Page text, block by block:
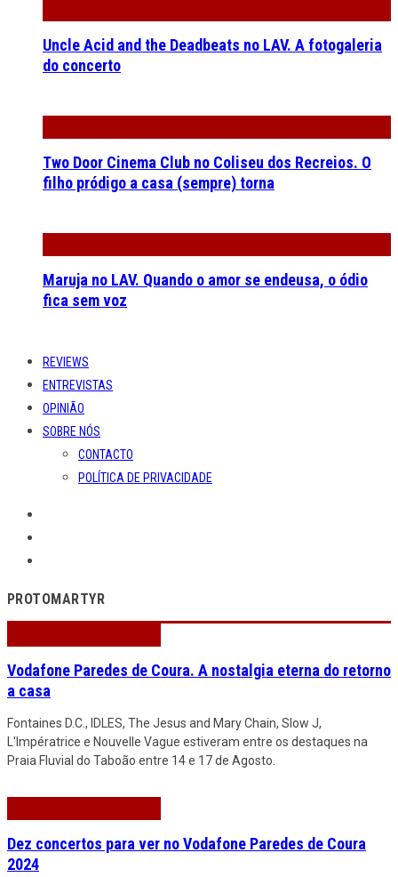
Uncle Acid and the Deadbeats no LAV. A fotogaleria
do concerto
Two Door Cinema Club no Coliseu dos Recreios. O
filho pródigo a casa (sempre) torna
Maruja no LAV. Quando o amor se endeusa, o ódio
fica sem voz
REVIEWS
ENTREVISTAS
OPINIÃO
SOBRE NÓS
CONTACTO
POLÍTICA DE PRIVACIDADE
PROTOMARTYR
Vodafone Paredes de Coura. A nostalgia eterna do retorno
a casa
Fontaines D.C., IDLES, The Jesus and Mary Chain, Slow J,
L'Impératrice e Nouvelle Vague estiveram entre os destaques na
Praia Fluvial do Taboão entre 14 e 17 de Agosto.
Dez concertos para ver no Vodafone Paredes de Coura
2024